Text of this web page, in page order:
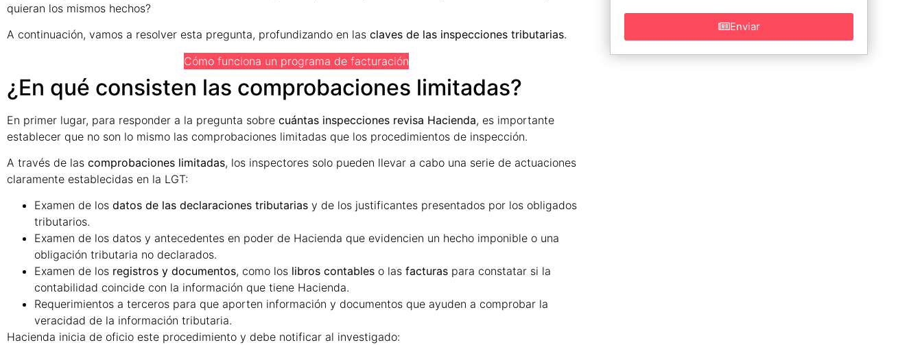
quieran los mismos hechos?
A continuación, vamos a resolver esta pregunta, profundizando en las claves de las inspecciones tributarias.
Cómo funciona un programa de facturación
¿En qué consisten las comprobaciones limitadas?
En primer lugar, para responder a la pregunta sobre cuántas inspecciones revisa Hacienda, es importante
establecer que no son lo mismo las comprobaciones limitadas que los procedimientos de inspección.
A través de las comprobaciones limitadas, los inspectores solo pueden llevar a cabo una serie de actuaciones
claramente establecidas en la LGT:
Examen de los datos de las declaraciones tributarias y de los justificantes presentados por los obligados
tributarios.
Examen de los datos y antecedentes en poder de Hacienda que evidencien un hecho imponible o una
obligación tributaria no declarados.
Examen de los registros y documentos, como los libros contables o las facturas para constatar si la
contabilidad coincide con la información que tiene Hacienda.
Requerimientos a terceros para que aporten información y documentos que ayuden a comprobar la
veracidad de la información tributaria.
Hacienda inicia de oficio este procedimiento y debe notificar al investigado:
Enviar